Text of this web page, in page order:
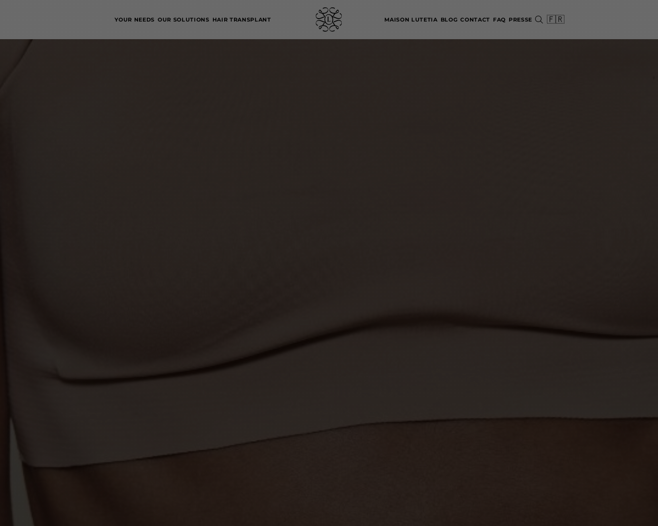
YOUR NEEDS OUR SOLUTIONS HAIR TRANSPLANT MAISON LUTETIA BLOG CONTACT FAQ PRESSE 🇫🇷